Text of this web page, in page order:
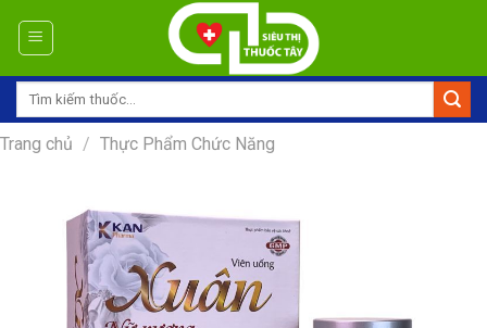
Tìm
Trang chủ / Thực Phẩm Chức Năng